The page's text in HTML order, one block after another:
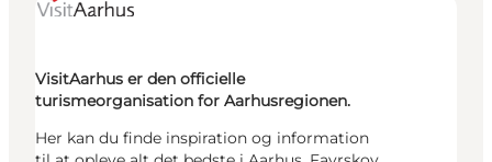
VisitAarhus er den officielle
turismeorganisation for Aarhusregionen.
Her kan du finde inspiration og information